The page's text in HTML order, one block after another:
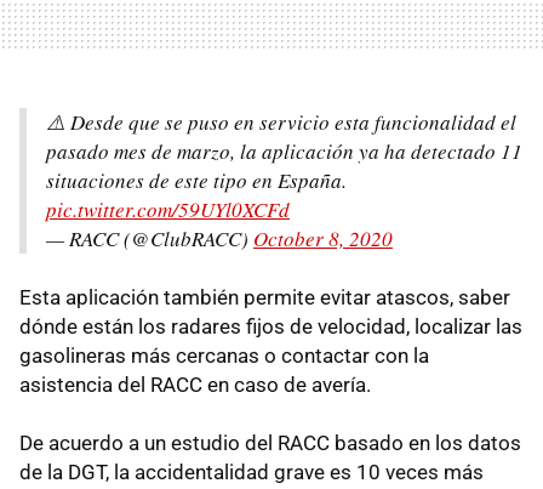
⚠️ Desde que se puso en servicio esta funcionalidad el
pasado mes de marzo, la aplicación ya ha detectado 11
situaciones de este tipo en España.
pic.twitter.com/59UYl0XCFd
— RACC (@ClubRACC) October 8, 2020
Esta aplicación también permite evitar atascos, saber
dónde están los radares fijos de velocidad, localizar las
gasolineras más cercanas o contactar con la
asistencia del RACC en caso de avería.
De acuerdo a un estudio del RACC basado en los datos
de la DGT, la accidentalidad grave es 10 veces más